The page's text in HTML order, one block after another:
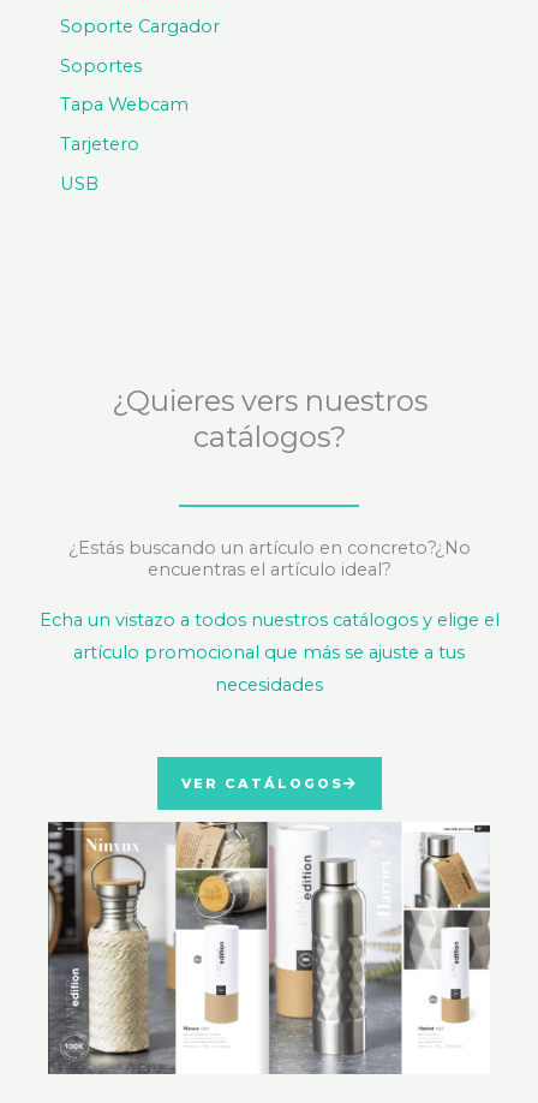
Soporte Cargador
Soportes
Tapa Webcam
Tarjetero
USB
¿Quieres vers nuestros
catálogos?
¿Estás buscando un artículo en concreto?¿No
encuentras el artículo ideal?
Echa un vistazo a todos nuestros catálogos y elige el
artículo promocional que más se ajuste a tus
necesidades
VER CATÁLOGOS